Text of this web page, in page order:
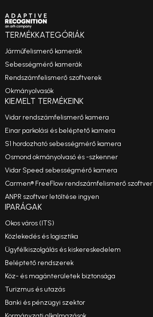
TERMÉKKATEGÓRIÁK
Járműfelismerő kamerák
Sebességmérő kamerák
Rendszámfelismerő szoftverek
Okmányolvasók
KIEMELT TERMÉKEINK
Vidar rendszámfelismerő kamera
Einar parkolási és beléptető kamera
S1 hordozható sebességmérő kamera
Osmond okmányolvasó és -szkenner
Vidar Speed sebességmérő kamera
Carmen® FreeFlow rendszámfelismerő szoftver
ANPR szoftver letöltése ingyen
IPARÁGAK
Okos város (ITS)
Közlekedés és logisztika
Ügyfélkiszolgálás és kiskereskedelem
Beléptető rendszerek
Köz- és magánterületek biztonsága
Turizmus és utazás
Banki és pénzügyi szektor